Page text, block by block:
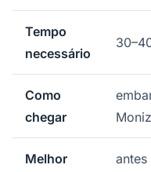
Tempo
necessário
Como
chegar
Melhor